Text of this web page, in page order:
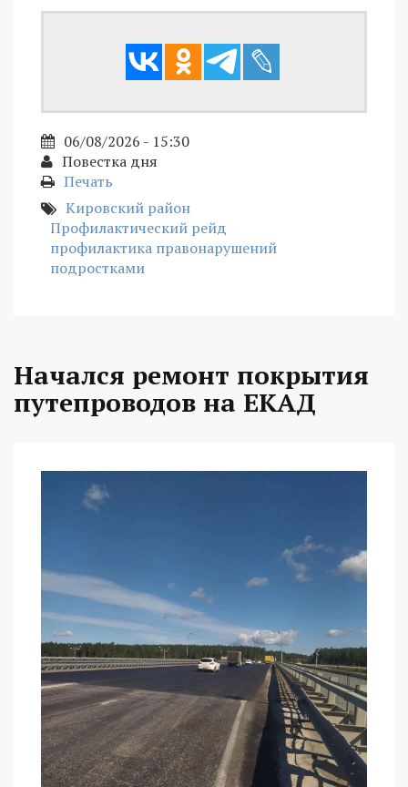
06/08/2026 - 15:30
Повестка дня
Печать
Кировский район
Профилактический рейд
профилактика правонарушений
подростками
Начался ремонт покрытия
путепроводов на ЕКАД